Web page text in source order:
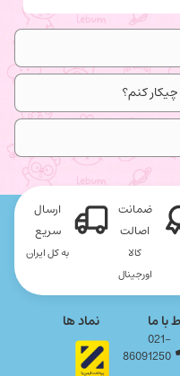
کنم؟
ضمانت
اصالت
کالا
اورجینال
ارسال
سریع
به کل ایران
با ما
021-
86091250
نماد ها